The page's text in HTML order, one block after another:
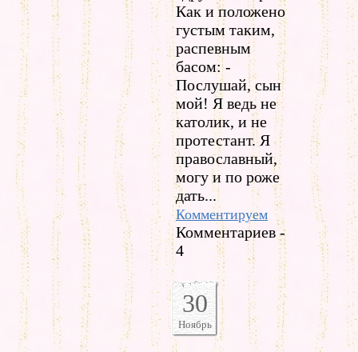
Как и положено
густым таким,
распевным
басом: -
Послушай, сын
мой! Я ведь не
католик, и не
протестант. Я
православный,
могу и по роже
дать...
Комментируем
Комментариев -
4
30
Ноябрь